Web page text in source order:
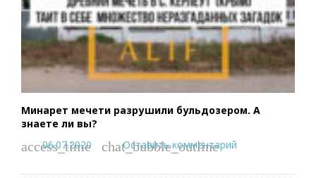
Минарет мечети разрушили бульдозером. А
знаете ли вы?
access_time
06.07.2020 chat_bubble_outline
Оставить комментарий